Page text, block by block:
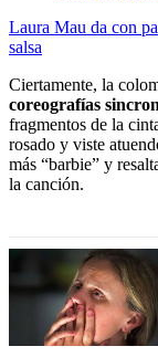
Laura Mau da con
salsa
Ciertamente, la
coreografías
fragmentos de la
rosado y viste
más “barbie” y
la canción.